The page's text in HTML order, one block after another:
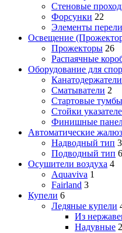
Стеновые
Форсунки 22
Элементы
Освещение
Прожекторы 26
Распаячные
Оборудование для
Канатодержатели
Сматыватели 2
Стартовые тумбы
Стойки
Финишные
Автоматические
Надводный тип 3
Подводный тип 6
Осушители воздуха 4
Aquaviva 1
Fairland 3
Купели 6
Ледяные купели
Из
Надувные 2